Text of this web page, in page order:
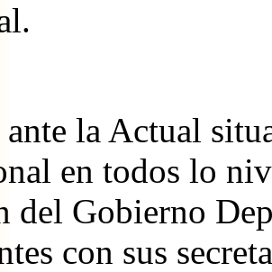
ante la Actual
en todos lo
del Gobierno
con sus